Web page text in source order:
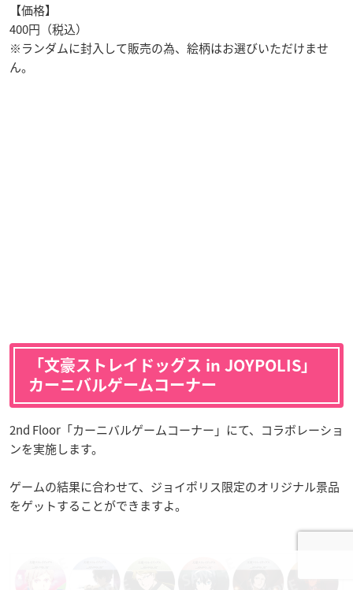
【価格】
400円（税込）
※ランダムに封入して販売の為、絵柄はお選びいただけませ
ん。
「文豪ストレイドッグス in JOYPOLIS」
カーニバルゲームコーナー
2nd Floor「カーニバルゲームコーナー」にて、コラボレーショ
ンを実施します。
ゲームの結果に合わせて、ジョイポリス限定のオリジナル景品
をゲットすることができますよ。